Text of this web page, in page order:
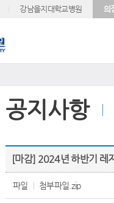
강남을지대학교병원 의
공지사항
[마감] 2024년 하반기 레
파일 첨부파일.zip